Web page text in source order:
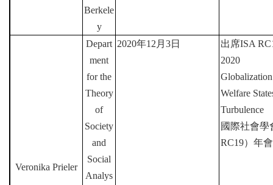
Berkele
y
Veronika Prieler
Depart
ment
for the
Theory
of
Society
and
Social
Analys
2020年12 月 3日 出席ISA
2020
Welfare
Turbulence
國際社會學
RC19）年會